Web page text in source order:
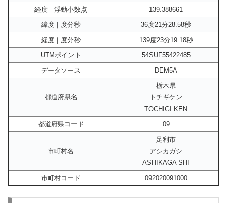
経度｜浮動小数点
139.388661
緯度｜度分秒
36度21分28.58秒
経度｜度分秒
139度23分19.18秒
UTMポイント
54SUF55422485
データソース
DEM5A
都道府県名
栃木県
トチギケン
TOCHIGI KEN
都道府県コード
09
市町村名
足利市
アシカガシ
ASHIKAGA SHI
市町村コード
092020091000